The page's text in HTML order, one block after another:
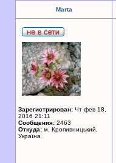
Marta
Зарегистрирован: Чт фев 18,
2016 21:11
Сообщения: 2463
Откуда: м. Кропивницький,
Україна